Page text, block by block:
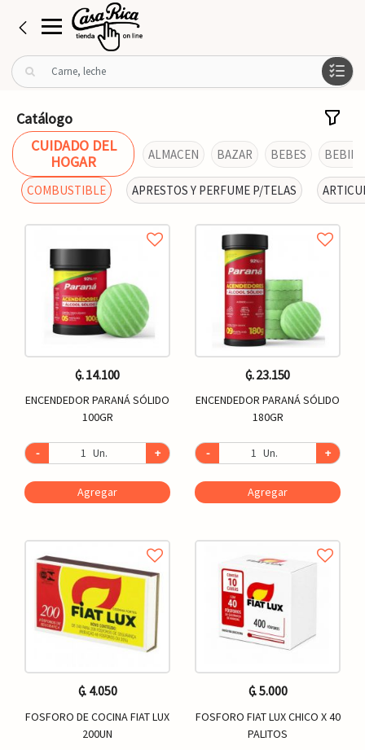
B
u
r
p
Catálogo
CUIDADO DEL
HOGAR
ALMACEN BAZAR BEBES
COMBUSTIBLE APRESTOS Y PERFUME P/TELAS
₲. 14.100
ENCENDEDOR PARANÁ SÓLIDO
100GR
- Un. +
Agregar
₲. 23.150
ENCENDEDOR PARANÁ SÓLIDO
180GR
- Un. +
Agregar
₲. 4.050
FOSFORO DE COCINA FIAT LUX
200UN
₲. 5.000
FOSFORO FIAT LUX CHICO X 40
PALITOS